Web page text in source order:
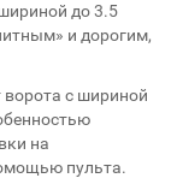
до 3.5
и дорогим,
с шириной
на
пульта.